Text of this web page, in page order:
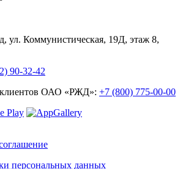
ул. Коммунистическая, 19Д, этаж 8,
90-32-42
ОАО «РЖД»: +7 (800) 775-00-00
персональных данных